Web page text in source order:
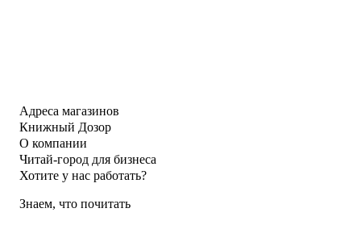
Адреса магазинов
Книжный Дозор
О компании
Читай-город для бизнеса
Хотите у нас работать?
Знаем, что почитать